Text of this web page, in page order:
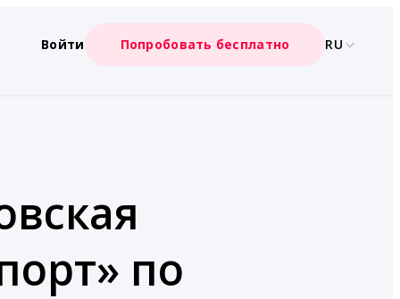
Войти Попробовать бесплатно RU
по